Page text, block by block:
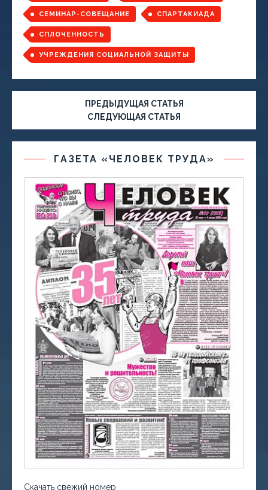
СЕМИНАР-СОВЕЩАНИЕ СПАРТАКИАДА
СПЛОЧЕННОСТЬ
УЧРЕЖДЕНИЯ СОЦИАЛЬНОЙ ЗАЩИТЫ
ПРЕДЫДУЩАЯ СТАТЬЯ
СЛЕДУЮЩАЯ СТАТЬЯ
ГАЗЕТА «ЧЕЛОВЕК ТРУДА»
Скачать свежий номер